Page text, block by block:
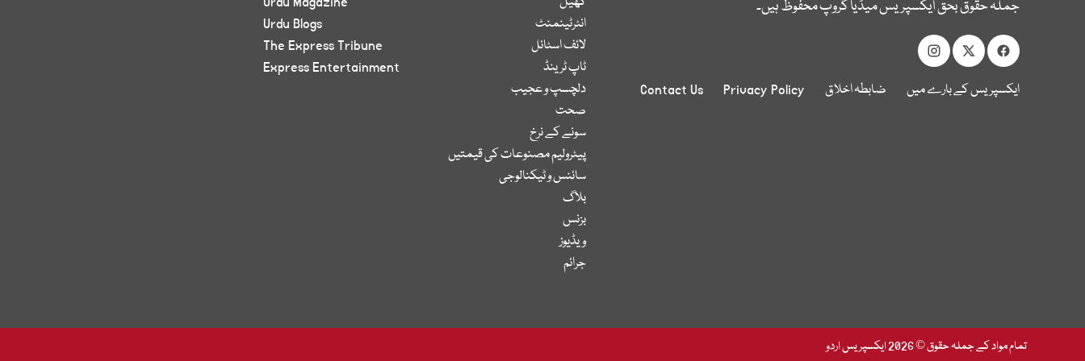
جملہ حقوق بحق ایکسپریس میڈیا گروپ محفوظ ہیں۔
ایکسپریس کے بارے میں ضابطہ اخلاق Privacy Policy
Contact Us
انٹرٹینمنٹ
لائف اسٹائل
ٹاپ ٹرینڈ
دلچسپ و عجیب
صحت
سونے کے نرخ
پیٹرولیم مصنوعات کی قیمتیں
سائنس و ٹیکنالوجی
بلاگ
بزنس
ویڈیوز
جرائم
Urdu Blogs
The Express Tribune
Express Entertainment
تمام مواد کے جملہ حقوق © 2026 ایکسپریس اردو